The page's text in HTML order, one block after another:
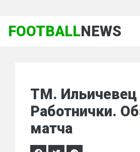
FOOTBALLNEWS
ТМ.
Работнички.
матча